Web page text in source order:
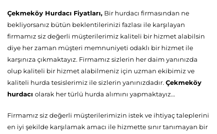
Çekmeköy Hurdacı Fiyatları, Bir hurdacı firmasından ne
bekliyorsanız bütün beklentilerinizi fazlası ile karşılayan
firmamız siz değerli müşterilerimiz kaliteli bir hizmet alabilsin
diye her zaman müşteri memnuniyeti odaklı bir hizmet ile
karşınıza çıkmaktayız. Firmamız sizlerin her daim yanınızda
olup kaliteli bir hizmet alabilmeniz için uzman ekibimiz ve
kaliteli hurda tesislerimiz ile sizlerin yanınızdadır. Çekmeköy
hurdacı olarak her türlü hurda alımını yapmaktayız…
Firmamız siz değerli müşterilerimizin istek ve ihtiyaç taleplerini
en iyi şekilde karşılamak amacı ile hizmette sınır tanımayan bir